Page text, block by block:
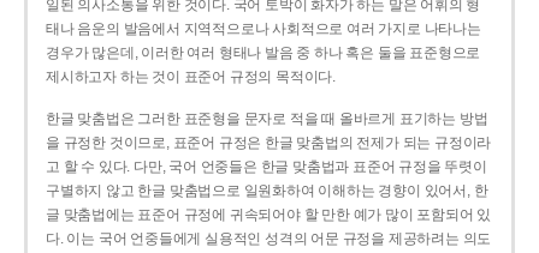
일된 의사소통을 위한 것이다. 국어 토박이 화자가 하는 말은 어휘의 형
태나 음운의 발음에서 지역적으로나 사회적으로 여러 가지로 나타나는
경우가 많은데, 이러한 여러 형태나 발음 중 하나 혹은 둘을 표준형으로
제시하고자 하는 것이 표준어 규정의 목적이다.
한글 맞춤법은 그러한 표준형을 문자로 적을 때 올바르게 표기하는 방법
을 규정한 것이므로, 표준어 규정은 한글 맞춤법의 전제가 되는 규정이라
고 할 수 있다. 다만, 국어 언중들은 한글 맞춤법과 표준어 규정을 뚜렷이
구별하지 않고 한글 맞춤법으로 일원화하여 이해하는 경향이 있어서, 한
글 맞춤법에는 표준어 규정에 귀속되어야 할 만한 예가 많이 포함되어 있
다. 이는 국어 언중들에게 실용적인 성격의 어문 규정을 제공하려는 의도